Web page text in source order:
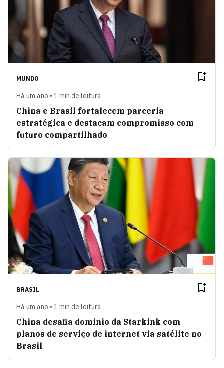
MUNDO
Há um ano • 1 min de leitura
China e Brasil fortalecem parceria
estratégica e destacam compromisso com
futuro compartilhado
BRASIL
Há um ano • 1 min de leitura
China desafia domínio da Starkink com
planos de serviço de internet via satélite no
Brasil